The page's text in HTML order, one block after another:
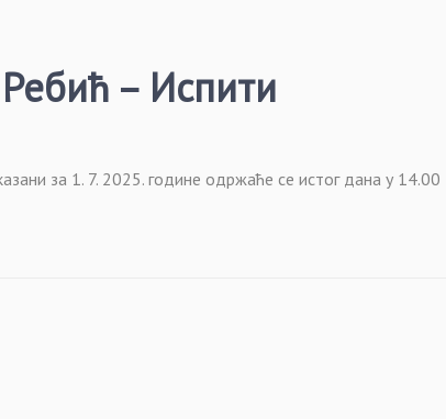
– Испити
за 1. 7. 2025. године одржаће се истог дана у 14.00